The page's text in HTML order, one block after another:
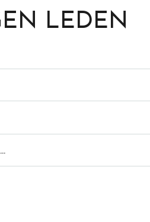
LEDEN